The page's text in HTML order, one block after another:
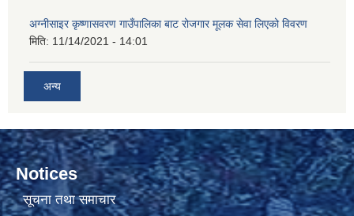
अग्नीसाइर कृष्णासवरण गाउँपालिका बाट रोजगार मूलक सेवा लिएको विवरण
मिति: 11/14/2021 - 14:01
अन्य
Notices
सूचना तथा समाचार